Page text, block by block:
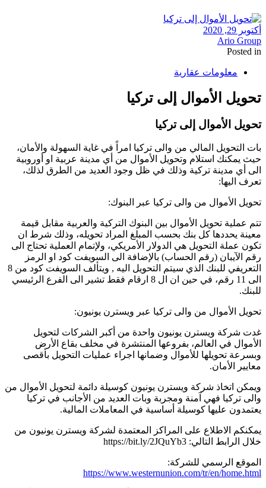
أكتوبر 29, 2020
Ario Group
Posted in
معلومات عقارية
تحويل الأموال إلى تركيا
تحويل الأموال إلى تركيا
بات التحويل المالي من والى تركيا امراً في غاية السهولة والأمان،
حيث يمكنك استلام وتحويل الأموال من أي مدينة عربية او أوروبية
الى أي مدينة تركية وذلك في ظل وجود العديد من الطرق لذلك،
تعرف اليها:
تحويل الأموال من والى تركيا عبر البنوك:
تتم عملية تحويل الأموال بين البنوك التركية والعربية مقابل قيمة
معينة يحددها كل بنك بحسب المبلغ المراد تحويله، وذلك شرط ان
تكون عملة التحويل هي الدولار الأمريكي، ولإتمام العملية تحتاج الى
رقم الآيبان (رقم الحساب) بالإضافة الى السويفت كود او الرمز
التعريفي للبنك الذي سيتم التحويل اليه , ويتألف السويفت كود من 8
الى 11 رقم، في حين ان ال 8 ارقام فقط تشير الى الفرع الرئيسي
للبنك.
تحويل الأموال من والى تركيا عبر ويسترن يونيون:
غدت شركة ويسترن يونيون واحدة من أكبر الشركات لتحويل
الأموال في العالم، بفروعها المنتشرة في مخلف بقاع الأرض
وبسرعة تحويلها للأموال وضمانها اجراء عمليات التحويل بأقصى
معايير الأمان.
ويمكن اتخاذ شركة ويسترن يونيون كوسيلة دائمة لتحويل الأموال من
والى تركيا فهي آمنة ومجربة وبات العديد من الأجانب في تركيا
يعتمدون عليها كوسيلة أساسية في المعاملات المالية.
يمكنكم الاطلاع على المراكز المعتمدة لشركة ويسترن يونيون من
خلال الرابط التالي: https://bit.ly/2JQuYb3
الموقع الرسمي للشركة:
https://www.westernunion.com/tr/en/home.html